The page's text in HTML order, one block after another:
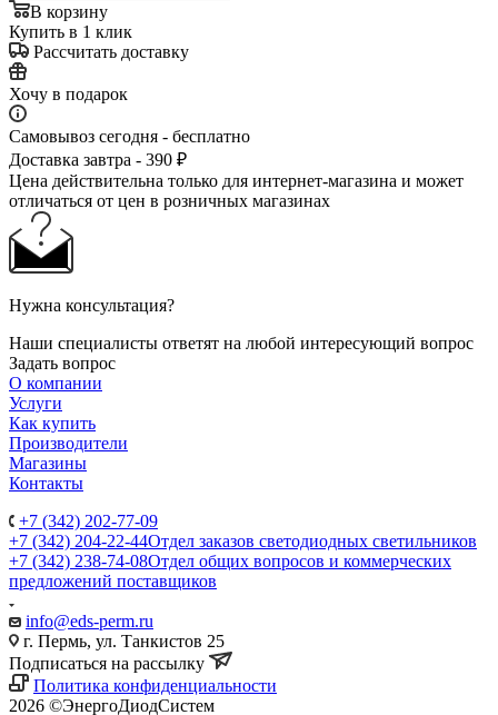
В корзину
Купить в 1 клик
Рассчитать доставку
Хочу в подарок
Самовывоз сегодня - бесплатно
Доставка завтра - 390 ₽
Цена действительна только для интернет-магазина и может
отличаться от цен в розничных магазинах
Нужна консультация?
Наши специалисты ответят на любой интересующий вопрос
Задать вопрос
О компании
Услуги
Как купить
Производители
Магазины
Контакты
+7 (342) 202-77-09
+7 (342) 204-22-44Отдел заказов светодиодных светильников
+7 (342) 238-74-08Отдел общих вопросов и коммерческих
предложений поставщиков
info@eds-perm.ru
г. Пермь, ул. Танкистов 25
Подписаться на рассылку
Политика конфиденциальности
2026 ©ЭнергоДиодСистем